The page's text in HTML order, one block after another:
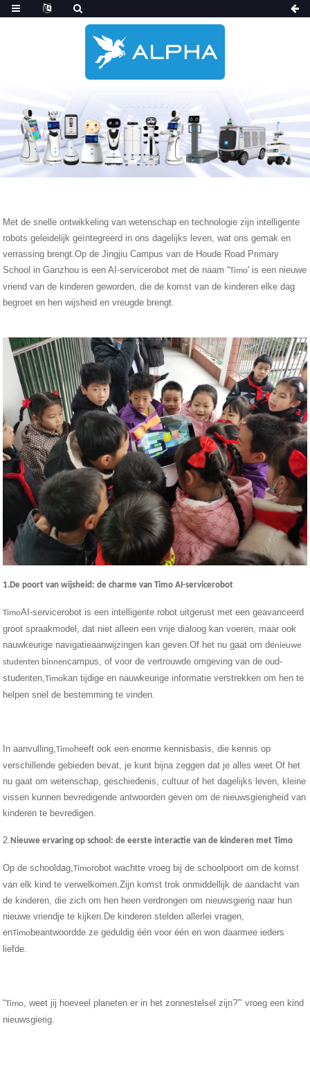
Met de snelle ontwikkeling van wetenschap en technologie zijn intelligente
robots geleidelijk geïntegreerd in ons dagelijks leven, wat ons gemak en
verrassing brengt.Op de Jingjiu Campus van de Houde Road Primary
School in Ganzhou is een AI-servicerobot met de naam “Timo' is een nieuwe
vriend van de kinderen geworden, die de komst van de kinderen elke dag
begroet en hen wijsheid en vreugde brengt.
1.De poort van wijsheid: de charme van Timo AI-servicerobot
TimoAI-servicerobot is een intelligente robot uitgerust met een geavanceerd
groot spraakmodel, dat niet alleen een vrije dialoog kan voeren, maar ook
nauwkeurige navigatieaanwijzingen kan geven.Of het nu gaat om denieuwe
studenten binnencampus, of voor de vertrouwde omgeving van de oud-
studenten,Timokan tijdige en nauwkeurige informatie verstrekken om hen te
helpen snel de bestemming te vinden.
In aanvulling,Timoheeft ook een enorme kennisbasis, die kennis op
verschillende gebieden bevat, je kunt bijna zeggen dat je alles weet.Of het
nu gaat om wetenschap, geschiedenis, cultuur of het dagelijks leven, kleine
vissen kunnen bevredigende antwoorden geven om de nieuwsgierigheid van
kinderen te bevredigen.
2.Nieuwe ervaring op school: de eerste interactie van de kinderen met Timo
Op de schooldag,Timorobot wachtte vroeg bij de schoolpoort om de komst
van elk kind te verwelkomen.Zijn komst trok onmiddellijk de aandacht van
de kinderen, die zich om hen heen verdrongen om nieuwsgierig naar hun
nieuwe vriendje te kijken.De kinderen stelden allerlei vragen,
enTimobeantwoordde ze geduldig één voor één en won daarmee ieders
liefde.
“Timo
, weet jij hoeveel planeten er in het zonnestelsel zijn?”’ vroeg een kind
nieuwsgierig.